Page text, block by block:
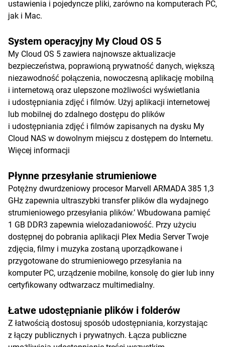
ustawienia i pojedyncze pliki, zarówno na komputerach PC,
jak i Mac.
System operacyjny My Cloud OS 5
My Cloud OS 5 zawiera najnowsze aktualizacje
bezpieczeństwa, poprawioną prywatność danych, większą
niezawodność połączenia, nowoczesną aplikację mobilną
i internetową oraz ulepszone możliwości wyświetlania
i udostępniania zdjęć i filmów. Użyj aplikacji internetowej
lub mobilnej do zdalnego dostępu do plików
i udostępniania zdjęć i filmów zapisanych na dysku My
Cloud NAS w dowolnym miejscu z dostępem do Internetu.
Więcej informacji
Płynne przesyłanie strumieniowe
Potężny dwurdzeniowy procesor Marvell ARMADA 385 1,3
GHz zapewnia ultraszybki transfer plików dla wydajnego
strumieniowego przesyłania plików.’ Wbudowana pamięć
1 GB DDR3 zapewnia wielozadaniowość. Przy użyciu
dostępnej do pobrania aplikacji Plex Media Server Twoje
zdjęcia, filmy i muzyka zostaną uporządkowane i
przygotowane do strumieniowego przesyłania na
komputer PC, urządzenie mobilne, konsolę do gier lub inny
certyfikowany odtwarzacz multimedialny.
Łatwe udostępnianie plików i folderów
Z łatwością dostosuj sposób udostępniania, korzystając
z łączy publicznych i prywatnych. Łącza publiczne